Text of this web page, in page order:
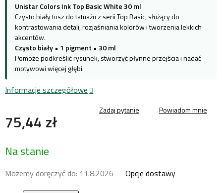
75,44 zł
jednostkowa:
Na stanie
Możemy doręczyć do: 11.8.2026 Opcje dostawy
Unistar Colors Ink Top Basic White 30 ml
Czysto biały tusz do tatuażu z serii Top Basic, służący do
kontrastowania detali, rozjaśniania kolorów i tworzenia lekkich
akcentów.
Czysto biały • 1 pigment • 30 ml
Pomoże podkreślić rysunek, stworzyć płynne przejścia i nadać
motywowi więcej głębi.
Informacje szczegółowe
Zadaj pytanie Powiadom mnie